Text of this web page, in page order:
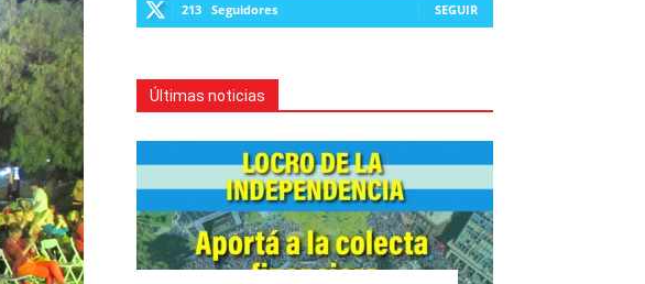
213 Seguidores SEGUIR
Últimas noticias